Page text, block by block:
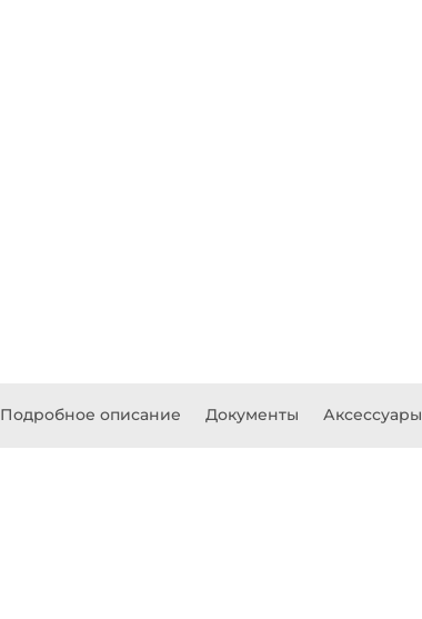
Подробное описание Документы Аксессуары